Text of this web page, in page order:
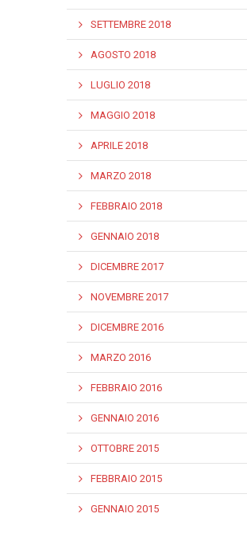
SETTEMBRE 2018
AGOSTO 2018
LUGLIO 2018
MAGGIO 2018
APRILE 2018
MARZO 2018
FEBBRAIO 2018
GENNAIO 2018
DICEMBRE 2017
NOVEMBRE 2017
DICEMBRE 2016
MARZO 2016
FEBBRAIO 2016
GENNAIO 2016
OTTOBRE 2015
FEBBRAIO 2015
GENNAIO 2015